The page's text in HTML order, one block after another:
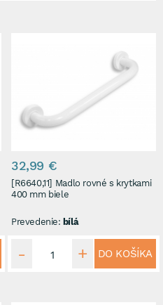
32,99 €
[R6640,11] Madlo rovné s krytkami
400 mm biele
Prevedenie: bílá
DO KOŠÍKA